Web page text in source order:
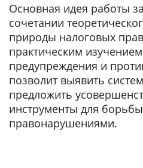
Основная идея работы
сочетании
природы налоговых
практическим
предупреждения и
позволит выявить
предложить
инструменты для
правонарушениями.